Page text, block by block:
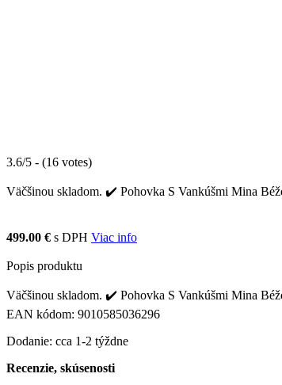
3.6/5 - (16 votes)
Väčšinou skladom. ✔️ Pohovka S Vankúšmi Mina
499.00 € s DPH Viac info
Popis produktu
Väčšinou skladom. ✔️ Pohovka S Vankúšmi Mina
EAN kódom: 9010585036296
Dodanie: cca 1-2 týždne
Recenzie, skúsenosti